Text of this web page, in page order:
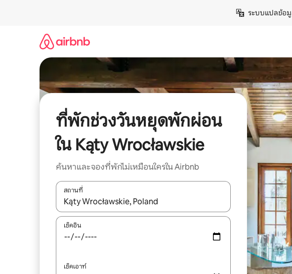
ระบบแปลข้อ
ที่พักช่วงวันหยุดพักผ่อน
ใน Kąty Wrocławskie
ค้นหาและจองที่พักไม่เหมือนใครใน Airbnb
สถานที่
ใช้ลูกศรขึ้นลง หรือใช้การสัมผัสหรือปัด เพื่อสำรวจผลการค้นหา
เช็คอิน
เช็คเอาท์